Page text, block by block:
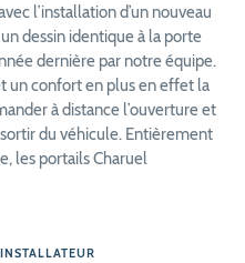
l’installation d’un nouveau
dessin identique à la porte
dernière par notre équipe.
un confort en plus en effet la
à distance l’ouverture et
du véhicule. Entièrement
les portails Charuel